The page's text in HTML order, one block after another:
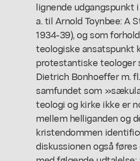
lignende
a. til Arnold Toynbee: A
1934-39), og som
teologiske ansatspunkt
protestantiske teologer
Dietrich Bonhoeffer m.
samfundet som
teologi og kirke ikke er
mellem helliganden og
kristendommen
diskussionen også